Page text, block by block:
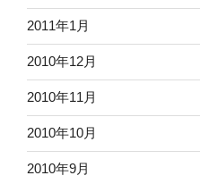
2011年1月
2010年12月
2010年11月
2010年10月
2010年9月